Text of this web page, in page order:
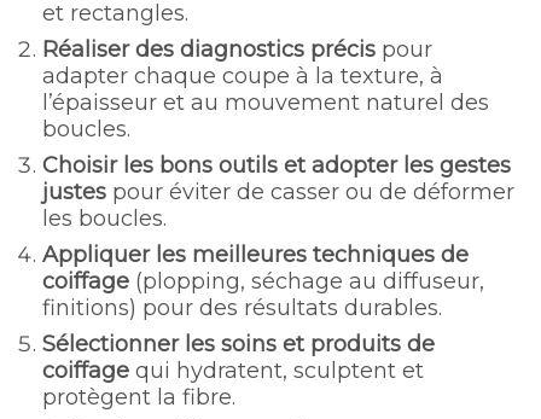
et rectangles.
Réaliser des diagnostics précis pour
adapter chaque coupe à la texture, à
l’épaisseur et au mouvement naturel des
boucles.
Choisir les bons outils et adopter les gestes
justes pour éviter de casser ou de déformer
les boucles.
Appliquer les meilleures techniques de
coiffage (plopping, séchage au diffuseur,
finitions) pour des résultats durables.
Sélectionner les soins et produits de
coiffage qui hydratent, sculptent et
protègent la fibre.